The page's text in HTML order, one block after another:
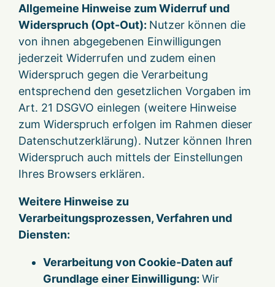
Allgemeine Hinweise zum Widerruf und
Widerspruch (Opt-Out): Nutzer können die
von ihnen abgegebenen Einwilligungen
jederzeit Widerrufen und zudem einen
Widerspruch gegen die Verarbeitung
entsprechend den gesetzlichen Vorgaben im
Art. 21 DSGVO einlegen (weitere Hinweise
zum Widerspruch erfolgen im Rahmen dieser
Datenschutzerklärung). Nutzer können Ihren
Widerspruch auch mittels der Einstellungen
Ihres Browsers erklären.
Weitere Hinweise zu
Verarbeitungsprozessen, Verfahren und
Diensten:
Verarbeitung von Cookie-Daten auf
Grundlage einer Einwilligung:Wir